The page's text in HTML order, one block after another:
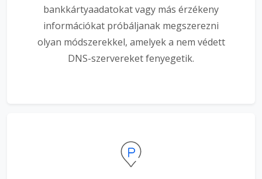
bankkártyaadatokat vagy más érzékeny
információkat próbáljanak megszerezni
olyan módszerekkel, amelyek a nem védett
DNS-szervereket fenyegetik.